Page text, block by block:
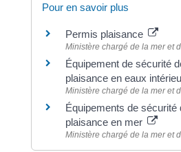
Pour en savoir plus
Permis plaisance
Ministère chargé de la mer et
Équipement de sécurité
plaisance en eaux
Ministère chargé de la mer et
Équipements de sécurité
plaisance en mer
Ministère chargé de la mer et